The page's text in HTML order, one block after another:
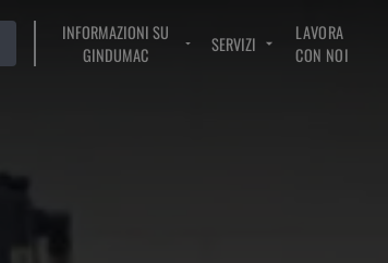
INFORMAZIONI SU
GINDUMAC
SERVIZI
LAVORA
CON NOI